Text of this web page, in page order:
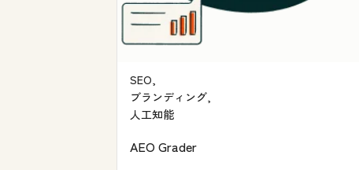
SEO,
ブランディング,
人工知能
AEO Grader